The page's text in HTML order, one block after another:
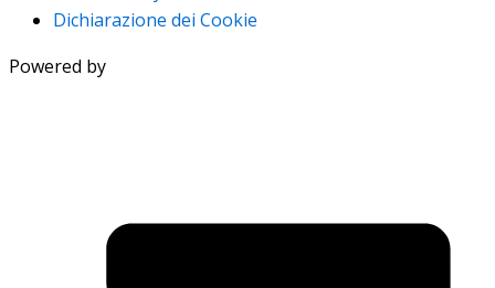
Dichiarazione dei Cookie
Powered by